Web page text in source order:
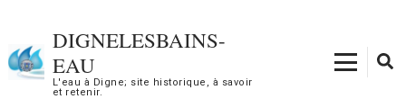
contenu
(Pressez
DIGNELESBAINS-
EAU
L'eau à Digne; site historique, à savoir
et retenir.